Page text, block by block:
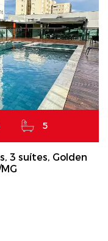
5
3 suítes, Golden